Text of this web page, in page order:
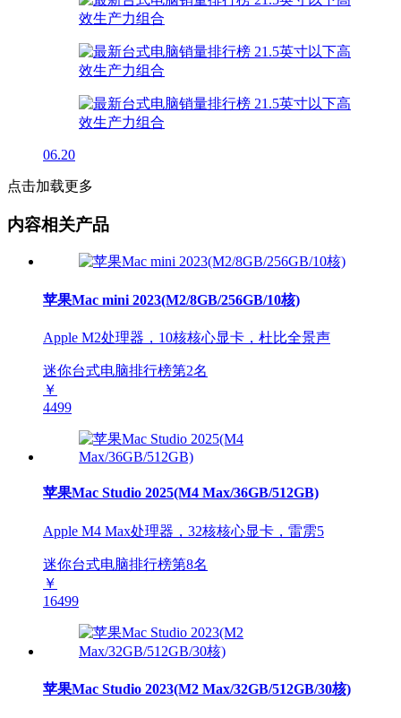
06.20
点击加载更多
内容相关产品
苹果Mac mini 2023(M2/8GB/256GB/10核)
Apple M2处理器，10核核心显卡，杜比全景声
迷你台式电脑排行榜第2名
￥
4499
苹果Mac Studio 2025(M4 Max/36GB/512GB)
Apple M4 Max处理器，32核核心显卡，雷雳5
迷你台式电脑排行榜第8名
￥
16499
苹果Mac Studio 2023(M2 Max/32GB/512GB/30核)